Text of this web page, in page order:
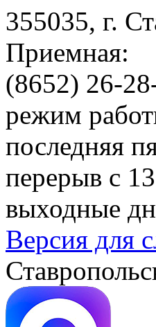
355035, г.
Приемная:
(8652) 26-
режим
последняя
перерыв с
выходные
Версия для